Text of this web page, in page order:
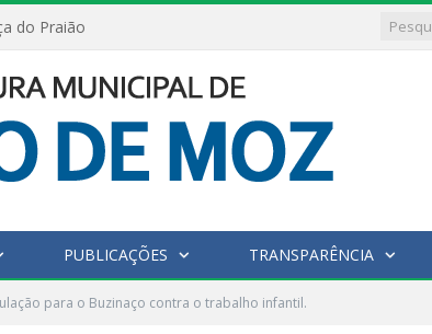
do Praião
PUBLICAÇÕES TRANSPARÊNCIA
para o Buzinaço contra o trabalho infantil.